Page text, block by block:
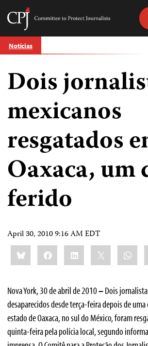
Skip
to
Committee
Journalists
Notícias
Dois
mexicanos
resgatados
Oaxaca, um
ferido
April 30, 2010 9:16 AM EDT
Share
this:BlueskyFacebookLinkedIn
Nova York, 30 de abril de 2010–Dois
desaparecidos desde terça-feira depois de uma
estado de Oaxaca, no sul do México, foram
quinta-feira pela polícia local, segundo